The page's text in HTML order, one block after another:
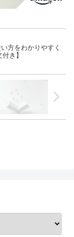
方をわかりやすく
き】